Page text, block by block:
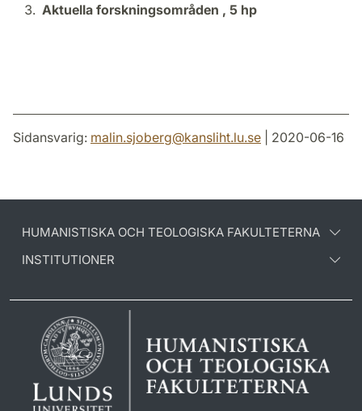
Aktuella forskningsområden , 5 hp
Sidansvarig: malin.sjoberg@kansliht.lu.se | 2020-06-16
HUMANISTISKA OCH TEOLOGISKA FAKULTETERNA
INSTITUTIONER